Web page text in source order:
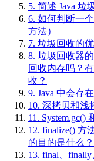
5. 简述 Java 垃
6. 如何判断一
方法）
7. 垃圾回收的
8. 垃圾回收器
回收内存吗？
收？
9. Java 中会存
10. 深拷贝和浅
11. System.gc()
12. finalize() 方
的目的是什么？
13. final、finally